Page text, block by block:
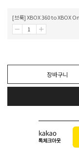
[브룩] XBOX 360 to XBOX
장바구니